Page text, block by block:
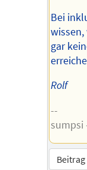
Bei
wissen,
gar
Rolf
--
sumpsi